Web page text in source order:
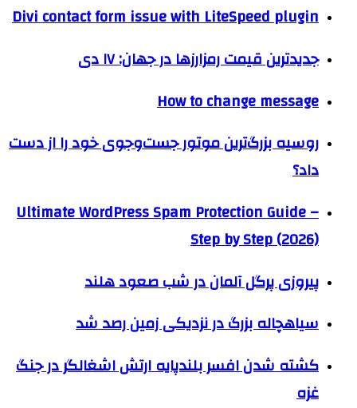
Divi contact form issue with LiteSpeed plugin
جدیدترین قیمت رمزارزها در جهان: ۱۷ دی
How to change message
روسیه بزرگ‌ترین موتور جست‌وجوی خود را از دست
داد؟
Ultimate WordPress Spam Protection Guide –
Step by Step (2026)
پیروزی پرگل‌ آلمان در شب صعود هلند
سیاهچاله بزرگ در نزدیکی زمین رصد شد
کشته شدن افسر بلندپایه ارتش اشغالگر در جنگ
غزه